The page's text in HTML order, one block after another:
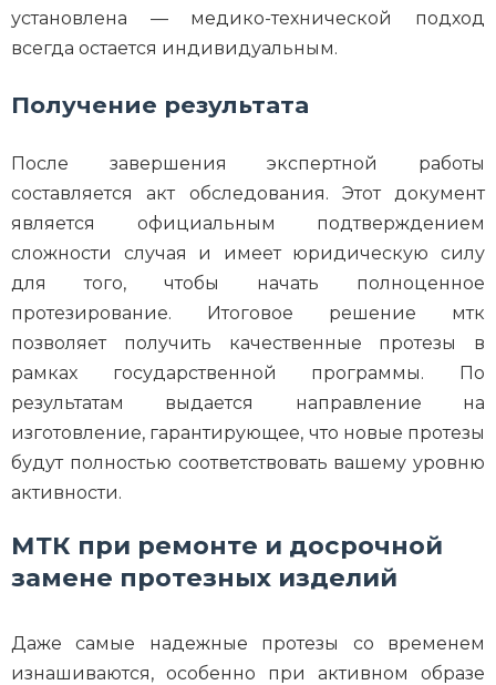
установлена — медико-технической подход
всегда остается индивидуальным.
Получение результата
После завершения экспертной работы
составляется акт обследования. Этот документ
является официальным подтверждением
сложности случая и имеет юридическую силу
для того, чтобы начать полноценное
протезирование. Итоговое решение мтк
позволяет получить качественные протезы в
рамках государственной программы. По
результатам выдается направление на
изготовление, гарантирующее, что новые протезы
будут полностью соответствовать вашему уровню
активности.
МТК при ремонте и досрочной
замене протезных изделий
Даже самые надежные протезы со временем
изнашиваются, особенно при активном образе